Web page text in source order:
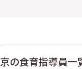
京の食育指導員一